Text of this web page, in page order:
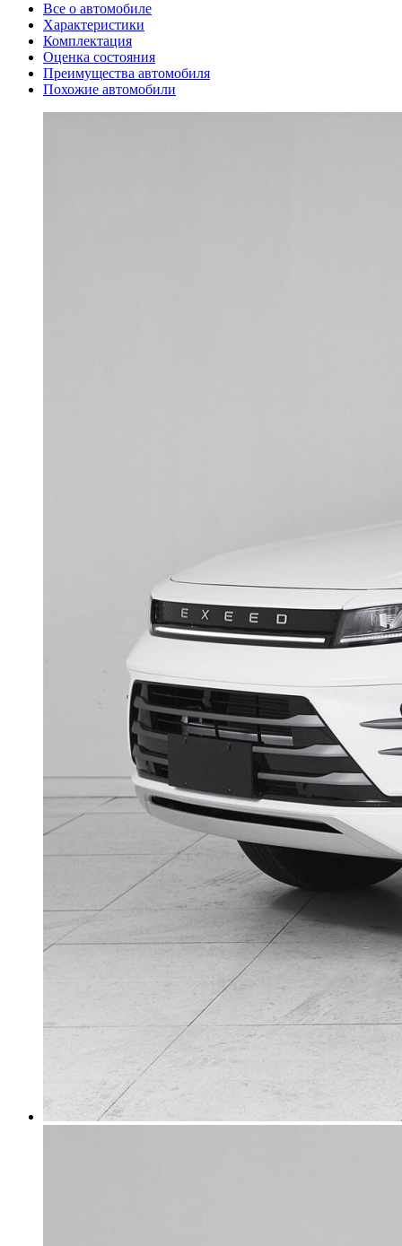
Все о автомобиле
Характеристики
Комплектация
Оценка состояния
Преимущества автомобиля
Похожие автомобили